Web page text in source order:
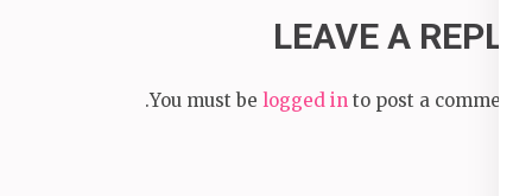
LEAVE A REPLY
You must be logged in to post a comment.